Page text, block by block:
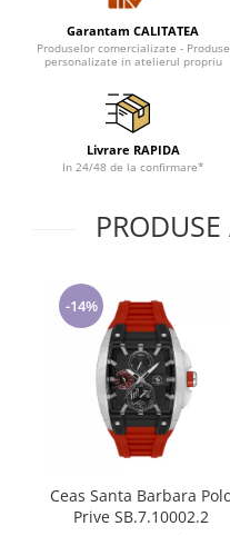
Tricouri de cuplu Valentine's Day
Valentine's Day
Cadouri pentru Bunici
Cadouri pentru Nasi si Fini
Cadouri Craciun
Cadouri pentru Mama
Cadouri Back to school
Cadouri de Paște
8 Martie
Cadouri pentru CUPLU El & Ea
Cadouri Iubitori de animale
Cadouri GRAVIDE
Cadouri pentru sportivi
Cadouri Pensionare
Cadouri pentru Doctori
Garantam CALITATEA
Produselor comercializate - Produse
personalizate in atelierul propriu
Livrare RAPIDA
In 24/48 de la confirmare*
-14%
Ceas Santa Barbara
Prive SB.7.10002.2